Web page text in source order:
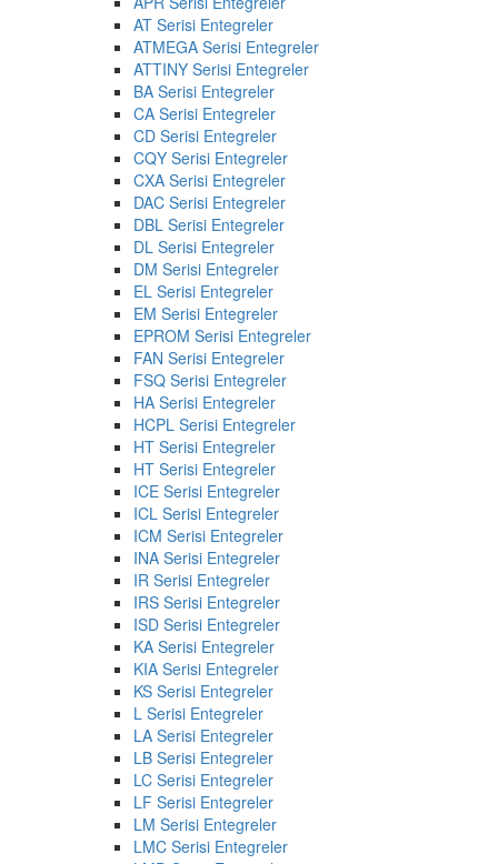
AT Serisi Entegreler
ATMEGA Serisi Entegreler
ATTINY Serisi Entegreler
BA Serisi Entegreler
CA Serisi Entegreler
CD Serisi Entegreler
CQY Serisi Entegreler
CXA Serisi Entegreler
DAC Serisi Entegreler
DBL Serisi Entegreler
DL Serisi Entegreler
DM Serisi Entegreler
EL Serisi Entegreler
EM Serisi Entegreler
EPROM Serisi Entegreler
FAN Serisi Entegreler
FSQ Serisi Entegreler
HA Serisi Entegreler
HCPL Serisi Entegreler
HT Serisi Entegreler
HT Serisi Entegreler
ICE Serisi Entegreler
ICL Serisi Entegreler
ICM Serisi Entegreler
INA Serisi Entegreler
IR Serisi Entegreler
IRS Serisi Entegreler
ISD Serisi Entegreler
KA Serisi Entegreler
KIA Serisi Entegreler
KS Serisi Entegreler
L Serisi Entegreler
LA Serisi Entegreler
LB Serisi Entegreler
LC Serisi Entegreler
LF Serisi Entegreler
LM Serisi Entegreler
LMC Serisi Entegreler